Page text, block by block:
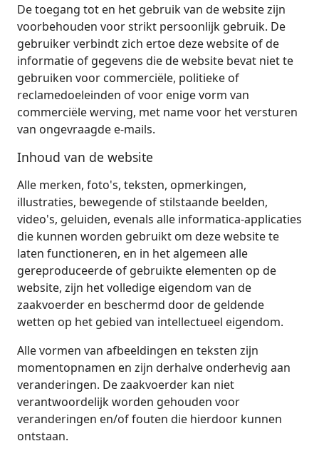
De toegang tot en het gebruik van de website zijn
voorbehouden voor strikt persoonlijk gebruik. De
gebruiker verbindt zich ertoe deze website of de
informatie of gegevens die de website bevat niet te
gebruiken voor commerciële, politieke of
reclamedoeleinden of voor enige vorm van
commerciële werving, met name voor het versturen
van ongevraagde e-mails.
Inhoud van de website
Alle merken, foto's, teksten, opmerkingen,
illustraties, bewegende of stilstaande beelden,
video's, geluiden, evenals alle informatica-applicaties
die kunnen worden gebruikt om deze website te
laten functioneren, en in het algemeen alle
gereproduceerde of gebruikte elementen op de
website, zijn het volledige eigendom van de
zaakvoerder en beschermd door de geldende
wetten op het gebied van intellectueel eigendom.
Alle vormen van afbeeldingen en teksten zijn
momentopnamen en zijn derhalve onderhevig aan
veranderingen. De zaakvoerder kan niet
verantwoordelijk worden gehouden voor
veranderingen en/of fouten die hierdoor kunnen
ontstaan.